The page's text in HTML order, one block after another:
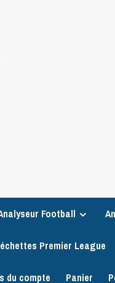
Football
Premier League
du compte Panier